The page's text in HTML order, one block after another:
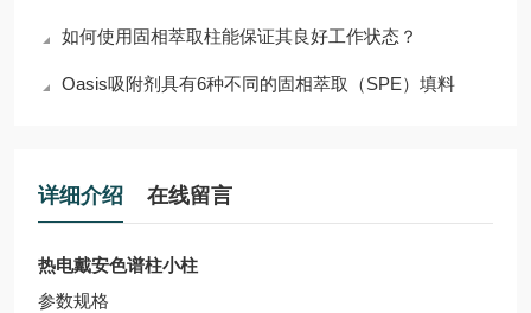
如何使用固相萃取柱能保证其良好工作状态？
Oasis吸附剂具有6种不同的固相萃取（SPE）填料
详细介绍 在线留言
热电戴安色谱柱小柱
参数规格